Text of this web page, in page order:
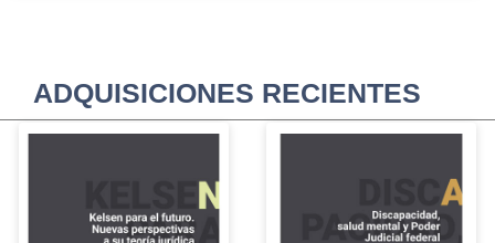
ADQUISICIONES RECIENTES